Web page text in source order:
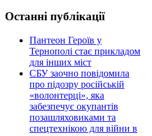
Останні публікації
Пантеон Героїв у
Тернополі стає прикладом
для інших міст
СБУ заочно повідомила
про підозру російській
«волонтерці», яка
забезпечує окупантів
позашляховиками та
спецтехнікою для війни в